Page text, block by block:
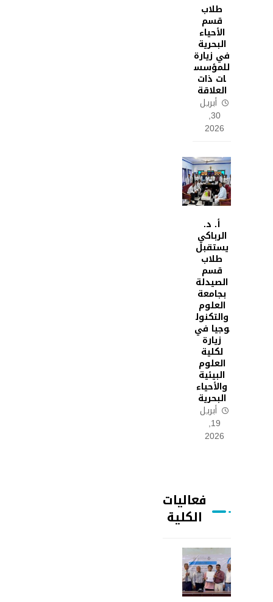
طلاب
قسم
الأحياء
البحرية
في زيارة
للمؤسس
ات ذات
العلاقة
أبريل
30,
2026
أ. د.
الرباكي
يستقبل
طلاب
قسم
الصيدلة
بجامعة
العلوم
والتكنول
وجيا في
زيارة
لكلية
العلوم
البيئية
والأحياء
البحرية
أبريل
19,
2026
فعاليات
الكلية